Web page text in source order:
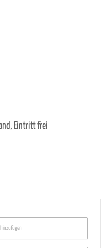
Eintritt frei